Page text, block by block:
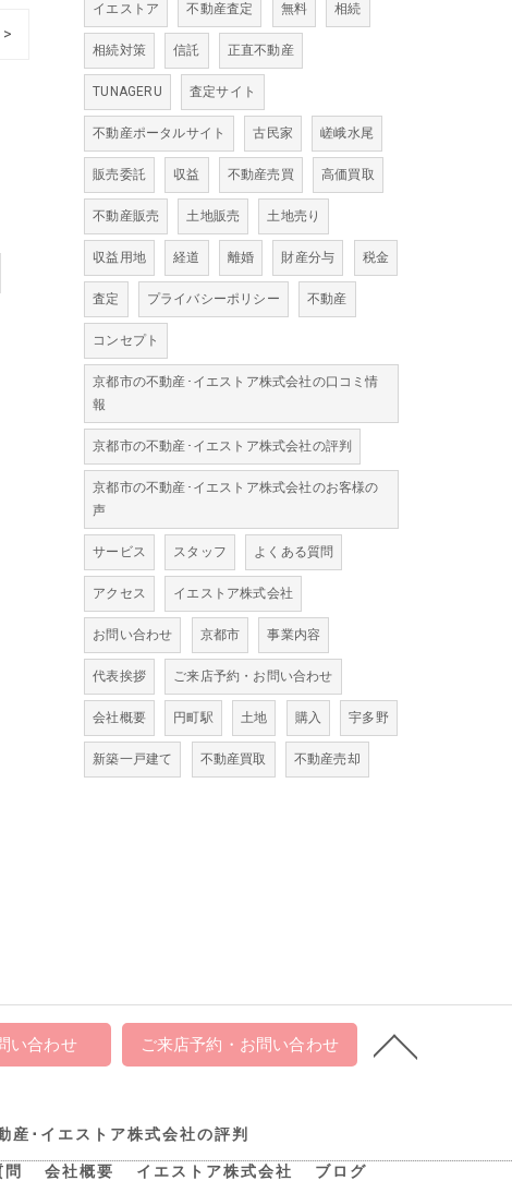
イエストア 不動産査定 無料 相続
相続対策 信託 正直不動産
TUNAGERU 査定サイト
不動産ポータルサイト 古民家 嵯峨水尾
販売委託 収益 不動産売買 高価買取
不動産販売 土地販売 土地売り
収益用地 経道 離婚 財産分与 税金
査定 プライバシーポリシー 不動産
コンセプト
京都市の不動産･イエストア株式会社の口コミ情
報
京都市の不動産･イエストア株式会社の評判
京都市の不動産･イエストア株式会社のお客様の
声
サービス スタッフ よくある質問
アクセス イエストア株式会社
お問い合わせ 京都市 事業内容
代表挨拶 ご来店予約・お問い合わせ
会社概要 円町駅 土地 購入 宇多野
新築一戸建て 不動産買取 不動産売却
い合わせ ご来店予約・お問い合わせ
産･イエストア株式会社の評判
会社概要 イエストア株式会社 ブログ